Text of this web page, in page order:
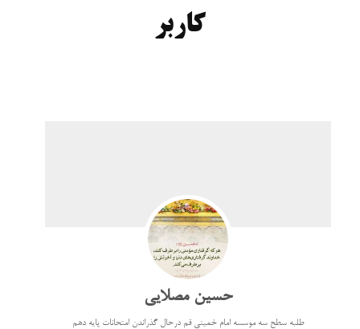
کاربر
حسین مصلایی
طلبه سطح سه موسسه امام خمینی قم درحال گذراندن امتحانات پایه دهم